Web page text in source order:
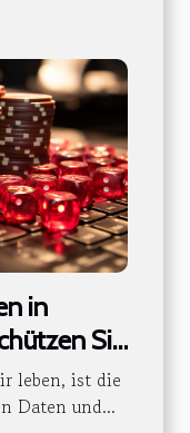
in
Sie
leben, ist die
Daten und...